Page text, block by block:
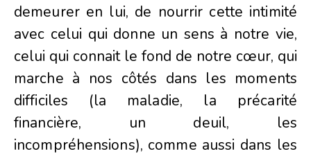
demeurer en lui, de nourrir cette intimité
avec celui qui donne un sens à notre vie,
celui qui connait le fond de notre cœur, qui
marche à nos côtés dans les moments
difficiles (la maladie, la précarité
financière, un deuil, les
incompréhensions), comme aussi dans les